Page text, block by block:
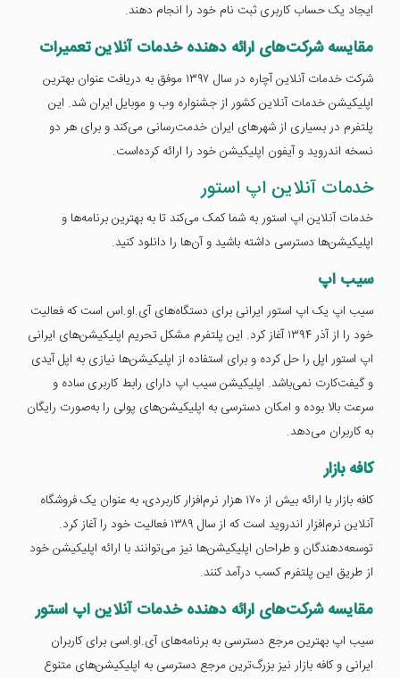
ایجاد یک حساب کاربری ثبت نام خود را انجام دهند.
مقایسه شرکت‌های ارائه دهنده خدمات آنلاین تعمیرات
شرکت خدمات آنلاین آچاره در سال ۱۳۹۷ موفق به دریافت عنوان بهترین
اپلیکیشن خدمات آنلاین کشور از جشنواره وب و موبایل ایران شد. این
پلتفرم در بسیاری از شهرهای ایران خدمت‌رسانی می‌کند و برای هر دو
نسخه اندروید و آیفون اپلیکیشن خود را ارائه کرده‌است.
خدمات آنلاین اپ استور
خدمات آنلاین اپ استور به شما کمک می‌کند تا به بهترین برنامه‌ها و
اپلیکیشن‌ها دسترسی داشته باشید و آن‌ها را دانلود کنید.
سیب اپ
سیب اپ یک اپ استور ایرانی برای دستگاه‌های آی.او.اس است که فعالیت
خود را از آذر ۱۳۹۴ آغاز کرد. این پلتفرم مشکل تحریم اپلیکیشن‌های ایرانی
اپ استور اپل را حل کرده و برای استفاده از اپلیکیشن‌ها نیازی به اپل آیدی
و گیفت‌کارت نمی‌باشد. اپلیکیشن سیب اپ دارای رابط کاربری ساده و
سرعت بالا بوده و امکان دسترسی به اپلیکیشن‌های پولی را به‌صورت رایگان
به کاربران می‌دهد.
کافه بازار
کافه بازار با ارائه بیش از ۱۷۰ هزار نرم‌افزار کاربردی، به عنوان یک فروشگاه
آنلاین نرم‌افزار اندروید است که از سال ۱۳۸۹ فعالیت خود را آغاز کرد.
توسعه‌دهندگان و طراحان اپلیکیشن‌ها نیز می‌توانند با ارائه اپلیکیشن خود
از طریق این پلتفرم کسب درآمد کنند.
مقایسه شرکت‌های ارائه دهنده خدمات آنلاین اپ استور
سیب اپ بهترین مرجع دسترسی به برنامه‌های آی.او.اسی برای کاربران
ایرانی و کافه بازار نیز بزرگ‌ترین مرجع دسترسی به اپلیکیشن‌های متنوع